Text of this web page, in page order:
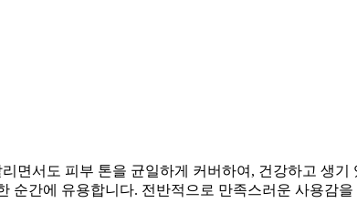
면서도 피부 톤을 균일하게 커버하여, 건강하고 생
순간에 유용합니다. 전반적으로 만족스러운 사용감을